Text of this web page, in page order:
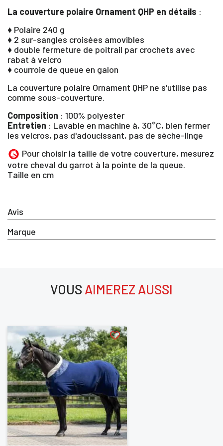
Avis
Marque
La couverture polaire Ornament QHP en détails :
♦ Polaire 240 g
♦ 2 sur-sangles croisées amovibles
♦ double fermeture de poitrail par crochets avec
rabat à velcro
♦ courroie de queue en galon
La couverture polaire Ornament QHP ne s'utilise pas
comme sous-couverture.
Composition : 100% polyester
Entretien : Lavable en machine à, 30°C, bien fermer
les velcros, pas d'adoucissant, pas de sèche-linge
Pour choisir la taille de votre couverture, mesurez
votre cheval du garrot à la pointe de la queue.
Taille en cm
VOUS AIMEREZ AUSSI
Vous devez être connecté pour enregistrer des